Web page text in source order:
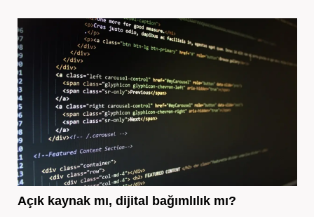
Açık kaynak mı, dijital bağımlılık mı?